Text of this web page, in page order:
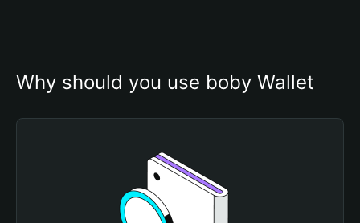
Why should you use boby Wallet